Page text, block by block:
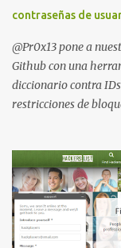
contraseñas de
@Pr0x13 pone a
Github con una
diccionario contra
restricciones de
en XAMP ) e instalar
la extensión CURL
php.ini:
en tu navegador
Wordlist.txt es de